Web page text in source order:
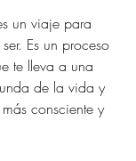
un viaje para
Es un proceso
te lleva a una
de la vida y
consciente y